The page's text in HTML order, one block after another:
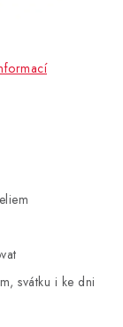
svátku i ke dni